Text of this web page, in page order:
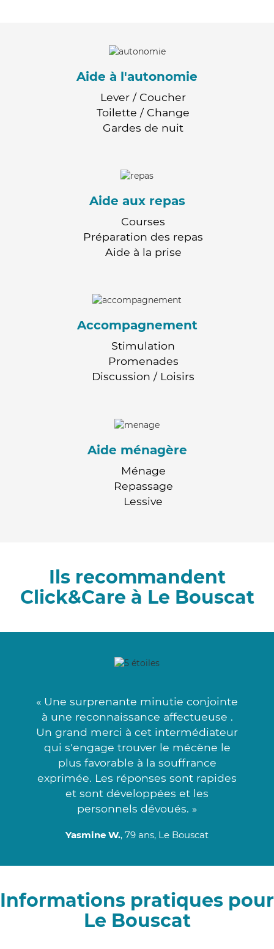
Aide à l'autonomie
Lever / Coucher
Toilette / Change
Gardes de nuit
Aide aux repas
Courses
Préparation des repas
Aide à la prise
Accompagnement
Stimulation
Promenades
Discussion / Loisirs
Aide ménagère
Ménage
Repassage
Lessive
Ils recommandent
Click&Care à Le Bouscat
« Une surprenante minutie conjointe
à une reconnaissance affectueuse .
Un grand merci à cet intermédiateur
qui s'engage trouver le mécène le
plus favorable à la souffrance
exprimée. Les réponses sont rapides
et sont développées et les
personnels dévoués. »
Yasmine W., 79 ans, Le Bouscat
Informations pratiques pour
Le Bouscat